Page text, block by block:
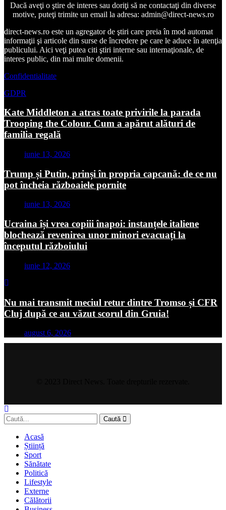
Dacă aveţi o ştire de interes sau doriţi să ne contactaţi din diverse
motive, puteţi trimite un email la adresa: admin@direct-news.ro
direct-news.ro este un agregator de ştiri care preia în mod automat
informaţii şi articole din surse de încredere pe care le aduce în atenţia
publicului. Aici veţi putea citi ştiri interne sau internaţionale, de
interes public, din mai multe domenii.
Confidentialitate
GDPR
Kate Middleton a atras toate privirile la parada
Trooping the Colour. Cum a apărut alături de
familia regală
iunie 13, 2026
Trump și Putin, prinși în propria capcană: de ce nu
pot încheia războaiele pornite
iunie 13, 2026
Ucraina își vrea copiii înapoi: instanțele italiene
blochează revenirea unor minori evacuați la
începutul războiului
iunie 12, 2026
Nu mai transmit meciul retur dintre Tromso și CFR
Cluj după ce au văzut scorul din Gruia!
august 6, 2026
Caută
Acasă
Știință
Sport
Sănătate
Politică
Lifestyle
Externe
Călătorii